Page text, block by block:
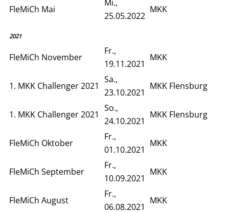
FleMiCh Mai
Mi.,
25.05.2022
MKK
2021
FleMiCh November
Fr.,
19.11.2021
MKK
1. MKK Challenger 2021
Sa.,
23.10.2021
MKK Flensburg
1. MKK Challenger 2021
So.,
24.10.2021
MKK Flensburg
FleMiCh Oktober
Fr.,
01.10.2021
MKK
FleMiCh September
Fr.,
10.09.2021
MKK
FleMiCh August
Fr.,
06.08.2021
MKK